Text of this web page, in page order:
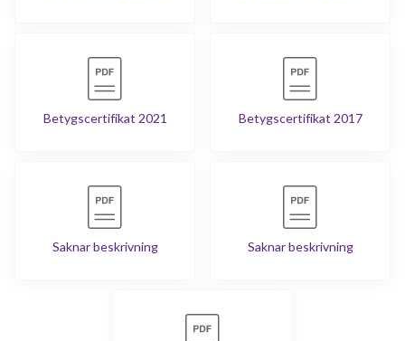
Betygscertifikat 2021 Betygscertifikat 2017
Saknar beskrivning Saknar beskrivning